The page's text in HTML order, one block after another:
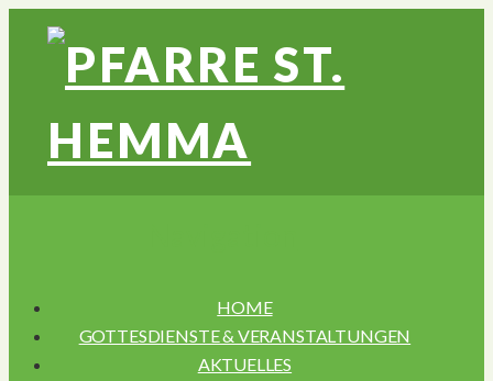
HOME
GOTTESDIENSTE & VERANSTALTUNGEN
AKTUELLES